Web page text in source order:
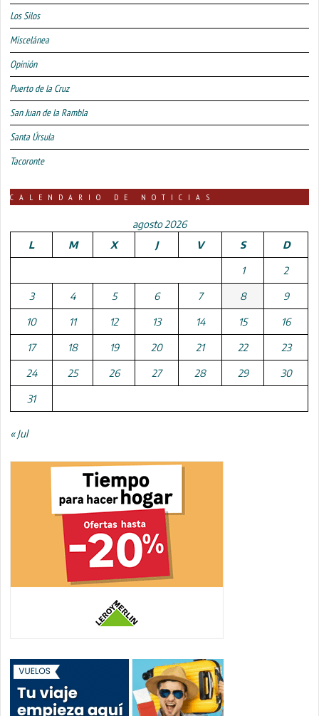
Los Silos
Miscelánea
Opinión
Puerto de la Cruz
San Juan de la Rambla
Santa Úrsula
Tacoronte
CALENDARIO DE NOTICIAS
agosto 2026
L
M X J V S D
1 2
3 4 5 6 7 8 9
10 11 12 13 14 15 16
17 18 19 20 21 22 23
24 25 26 27 28 29 30
31
« Jul